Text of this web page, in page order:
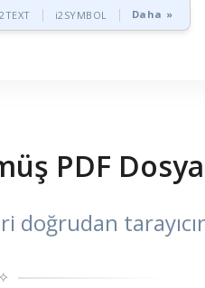
i2SYMBOL Daha »
PDF
doğrudan
✧